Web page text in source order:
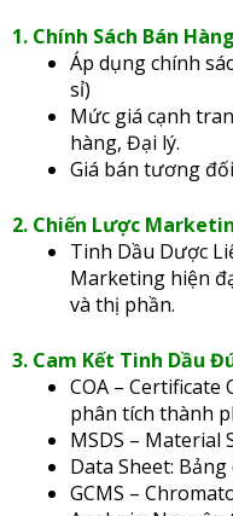
1. Chính Sách Bán Hàng
Áp dụng chính
sỉ)
Mức giá cạnh
hàng, Đại lý.
Giá bán tương
2. Chiến Lược
Tinh Dầu Dược
Marketing hiện
và thị phần.
3. Cam Kết Tinh Dầu
COA – Certificate
phân tích thành
MSDS – Material
Data Sheet:
GCMS –